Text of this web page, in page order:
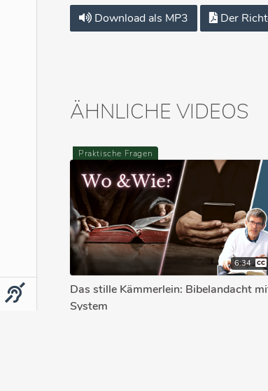
Download als MP3 Der
ÄHNLICHE VIDEOS
Praktische Fragen
6:34
Das stille Kämmerlein: Bibelandacht
System